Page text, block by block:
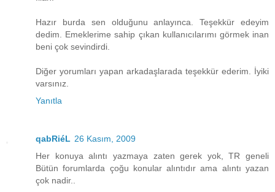
Hazır burda sen olduğunu anlayınca. Teşekkür edeyim
dedim. Emeklerime sahip çıkan kullanıcılarımı görmek inan
beni çok sevindirdi.
Diğer yorumları yapan arkadaşlarada teşekkür ederim. İyiki
varsınız.
Yanıtla
qabRiéL 26 Kasım, 2009
Her konuya alıntı yazmaya zaten gerek yok, TR geneli
Bütün forumlarda çoğu konular alıntıdır ama alıntı yazan
çok nadir..